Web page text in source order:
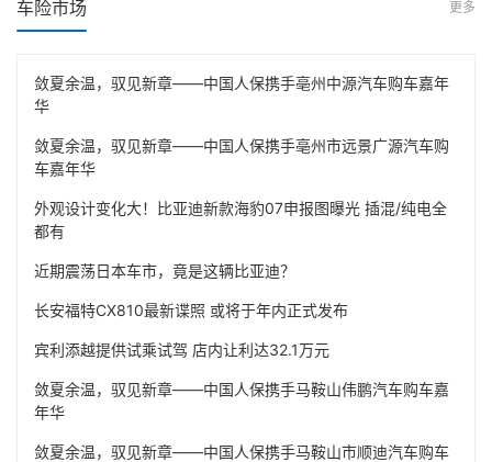
车险市场 更多
敛夏余温，驭见新章——中国人保携手亳州中源汽车购车嘉年
华
敛夏余温，驭见新章——中国人保携手亳州市远景广源汽车购
车嘉年华
外观设计变化大！比亚迪新款海豹07申报图曝光 插混/纯电全
都有
近期震荡日本车市，竟是这辆比亚迪？
长安福特CX810最新谍照 或将于年内正式发布
宾利添越提供试乘试驾 店内让利达32.1万元
敛夏余温，驭见新章——中国人保携手马鞍山伟鹏汽车购车嘉
年华
敛夏余温，驭见新章——中国人保携手马鞍山市顺迪汽车购车